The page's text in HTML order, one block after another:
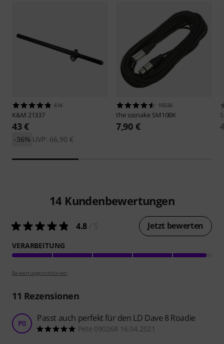
614
K&M 21337
43 €
UVP: 66,90 €
-36%
10336
the sssnake SM10BK
7,90 €
14 Kundenbewertungen
4.8 Jetzt bewerten
VERARBEITUNG
Bewertungsrichtlinien
11 Rezensionen
P0 Passt auch perfekt für den LD Dave 8 Roadie
Pete 090268 16.04.2021